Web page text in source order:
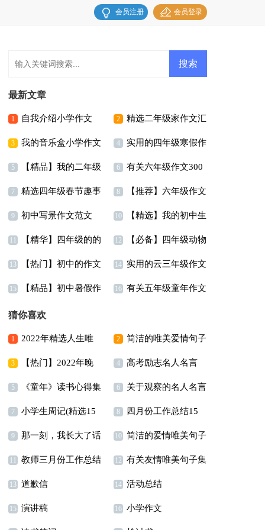
会员登录
会员注册
最新文章
1 自我介绍小学作文
15篇
2 精选二年级家作文汇
编八篇
3 我的音乐盒小学作文 4 实用的四年级寒假作
文四篇
5 【精品】我的二年级
作文300字集合九篇
6 有关六年级作文300
字集锦9篇
7 精选四年级春节趣事
作文合集10篇
8 【推荐】六年级作文
集合7篇
9 初中写景作文范文 10 【精选】我的初中生
活作文汇总六篇
11 【精华】四年级的的
暑假作文四篇
12 【必备】四年级动物
作文汇总五篇
13 【热门】初中的作文
300字合集十篇
14 实用的云三年级作文
300字合集五篇
15 【精品】初中暑假作
文汇总9篇
16 有关五年级童年作文
猜你喜欢
1 2022年精选人生唯
美的句子锦集89条
2 简洁的唯美爱情句子
合集78条
3 【热门】2022年晚
安朋友圈问候语集合41
句
4 高考励志名人名言
5 《童年》读书心得集
合15篇
6 关于观察的名人名言
6篇
7 小学生周记(精选15
篇)
8 四月份工作总结15
篇
9 那一刻，我长大了话
题作文11篇
10 简洁的爱情唯美句子
合集46条
11 教师三月份工作总结
14篇
12 有关友情唯美句子集
锦36句
13 道歉信 14 活动总结
15 演讲稿 16 小学作文